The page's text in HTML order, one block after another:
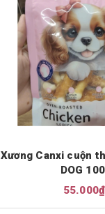
Xương Canxi cuộn
DOG
55.000₫